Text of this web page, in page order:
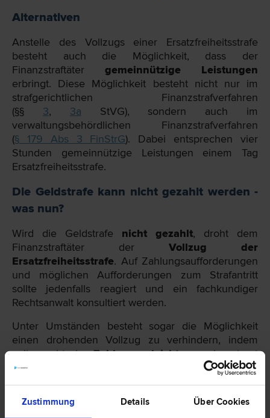
Zustimmung Details Über Cookies
Alternativen
Anstelle des Vollzugs einer Ersatzfreiheitsstrafe
besteht auch die Möglichkeit, dass der
Finanzstraftäter gemeinnützige Leistungen
erbringt. Diese Möglichkeit besteht nicht nur im
strafgerichtlichen Finanzstrafverfahren
(§§ 3, 3a StVG), sondern auch im
verwaltungsbehördlichen Finanzstrafverfahren
(§ 179 Abs 3 FinStrG). Dabei entsprechen vier
Stunden gemeinnützige Leistungen einem Tag
Ersatzfreiheitsstrafe.
Die Geldstrafe kann nicht gezahlt werden -
was nun?
Wird die Geldstrafe nicht gezahlt, droht dem
Finanzstraftäter der Vollzug der
Ersatzfreiheitsstrafe. Auf Zahlungsaufforderungen
und möglichen Aufforderungen zum Strafantritt
sollte jedenfalls reagiert und ein fachkundiger
Rechtsanwalt konsultiert werden.
Unter Umständen besteht sogar die Möglichkeit
einen drohenden Vollzug zu verhindern, indem
zeitgerecht eineZahlungserleichterungbeantragt
wird (§ 172 Abs 1 FinStrG). Jedoch werden diese nur
die Gewährung einer Zahlungserleichterung, muss
diesofortige oder sofortige volle Entrichtungder